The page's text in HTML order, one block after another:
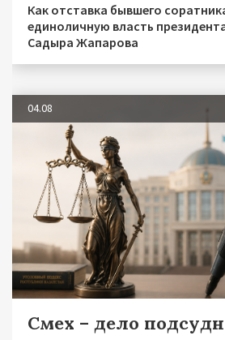
Как отставка бывшего
единоличную власть
Садыра Жапарова
04.08
Смех – дело